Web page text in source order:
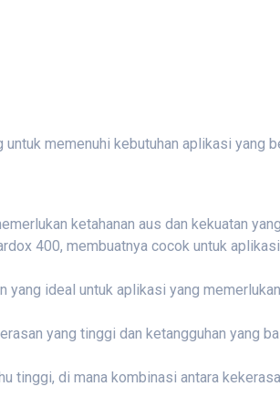
memenuhi kebutuhan aplikasi yang
ketahanan aus dan kekuatan
400, membuatnya cocok untuk
ideal untuk aplikasi yang
yang tinggi dan ketangguhan yang
tinggi, di mana kombinasi antara